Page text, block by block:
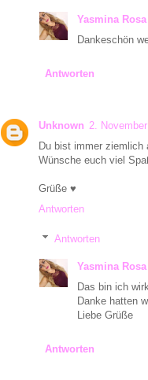
Yasmina
Dankeschön
Antworten
Unknown 2.
Du bist immer ziemlich
Wünsche euch viel
Grüße ♥
Antworten
Antworten
Yasmina
Das bin ich
Danke hatten
Liebe Grüße
Antworten